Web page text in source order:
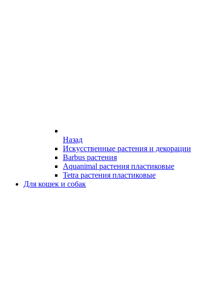
Назад
Искусственные растения и декорации
Barbus растения
Aquanimal растения пластиковые
Tetra растения пластиковые
Для кошек и собак